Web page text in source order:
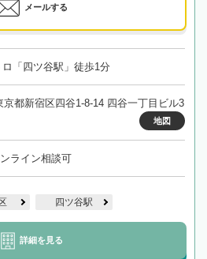
メールする
「四ツ谷駅」徒歩1分
京都新宿区四谷1-8-14 四谷一丁目ビル3
地図
ライン相談可
四ツ谷駅
詳細を見る